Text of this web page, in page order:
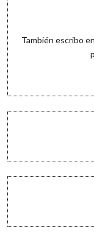
También escribo en